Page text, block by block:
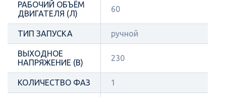
РАБОЧИЙ ОБЪЁМ
ДВИГАТЕЛЯ (Л)
60
ТИП ЗАПУСКА ручной
ВЫХОДНОЕ
НАПРЯЖЕНИЕ (В)
230
КОЛИЧЕСТВО ФАЗ 1